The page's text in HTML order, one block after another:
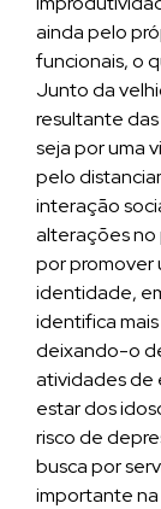
ainda pelo
funcionais, o
Junto da
resultante
seja por uma
pelo
interação
alterações no
por promover
identidade,
identifica
deixando-o
atividades de
estar dos
risco de
busca por
importante